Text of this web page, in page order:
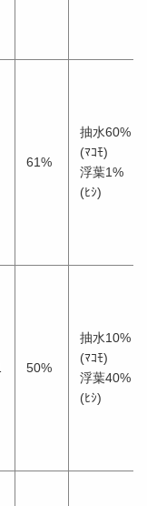
61%
抽水60%
(ﾏｺﾓ)
浮葉1%
(ﾋｼ)
50%
抽水10%
(ﾏｺﾓ)
浮葉40%
(ﾋｼ)